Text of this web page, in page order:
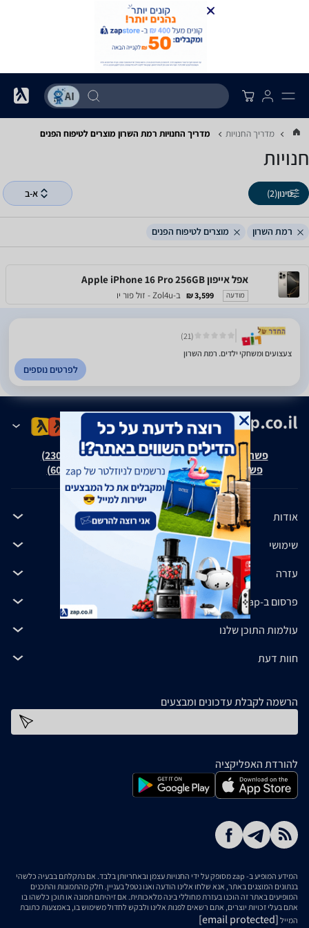
מדריך החנויות מדריך החנויות ‏רמת השרון ‏מוצרים לטיפוח הפנים
חנויות
סינון(2) א-ב
רמת השרון מוצרים לטיפוח הפנים
אפל אייפון Apple iPhone 16 Pro 256GB
מודעה 3,599 ₪ ב-Zol4u - זול פור יו
(21)
צעצועים ומשחקי ילדים. רמת השרון
לפרטים נוספים
פשרה בת"צ אבנצ'יק נ' זאפ גרופ (ת"צ 23008-08-20)
פשרה בת"צ כהנים נ' זאפ גרופ (ת"צ 60371-12-19)
אודות
שימושי
עזרה
פרסום ב-zap
עולמות התוכן שלנו
חוות דעת
הרשמה לקבלת עדכונים ומבצעים
להורדת האפליקציה
המידע המופיע ב- zap מסופק על ידי החנויות עצמן ובאחריותן בלבד. אם נתקלתם בבעיה כלשהי
בנתונים המוצגים באתר, אנא שלחו אלינו הודעה ואנו נטפל בעניין. חלק מהתמונות והתכנים
המופיעים באתר זה הוכנו בעזרת מחוללי בינה מלאכותית. אם זיהיתם תמונה או תוכן כלשהו בו
אתם בעלי זכויות יוצרים, אתם רשאים לפנות אלינו ולבקש לחדול משימוש בו, באמצעות כתובת
המייל [email protected]